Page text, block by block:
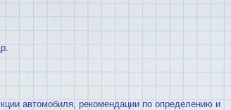
автомобиля, рекомендации по определению и